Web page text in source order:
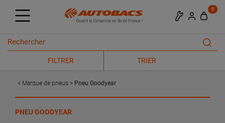
0
FILTRER TRIER
Marque de pneus Pneu Goodyear
PNEU GOODYEAR